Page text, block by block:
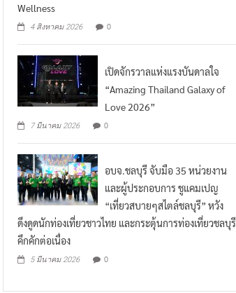
Wellness
4 สิงหาคม 2026 0
เปิดจักรวาลแห่งแรงบันดาลใจ
“Amazing Thailand Galaxy of
Love 2026”
7 มีนาคม 2026 0
อบจ.ชลบุรี จับมือ 35 หน่วยงาน
และผู้ประกอบการ ชูแคมเปญ
“เที่ยวสบายๆสไตล์ชลบุรี” หวัง
ดึงดูดนักท่องเที่ยวชาวไทย และกระตุ้นการท่องเที่ยวชลบุรี
คึกคักต่อเนื่อง
5 มีนาคม 2026 0